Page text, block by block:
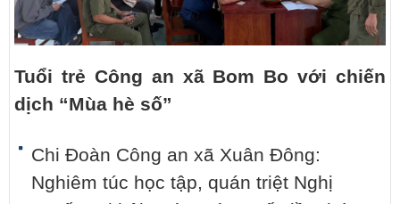
Tuổi trẻ Công an xã Bom Bo với chiến
dịch “Mùa hè số”
Chi Đoàn Công an xã Xuân Đông:
Nghiêm túc học tập, quán triệt Nghị